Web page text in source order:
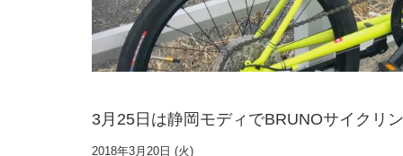
3月25日は静岡モディでBRUNOサイクリ
2018年3月20日 (火)